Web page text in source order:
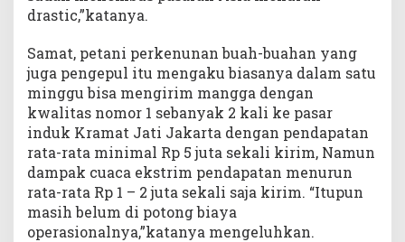
drastic,”katanya.
Samat, petani perkenunan buah-buahan yang
juga pengepul itu mengaku biasanya dalam satu
minggu bisa mengirim mangga dengan
kwalitas nomor 1 sebanyak 2 kali ke pasar
induk Kramat Jati Jakarta dengan pendapatan
rata-rata minimal Rp 5 juta sekali kirim, Namun
dampak cuaca ekstrim pendapatan menurun
rata-rata Rp 1 – 2 juta sekali saja kirim. “Itupun
masih belum di potong biaya
operasionalnya,”katanya mengeluhkan.